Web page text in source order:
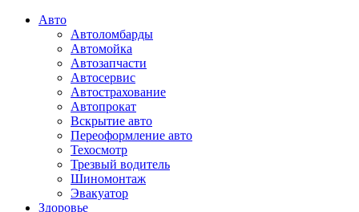
Авто
Автоломбарды
Автомойка
Автозапчасти
Автосервис
Автострахование
Автопрокат
Вскрытие авто
Переоформление авто
Техосмотр
Трезвый водитель
Шиномонтаж
Эвакуатор
Здоровье